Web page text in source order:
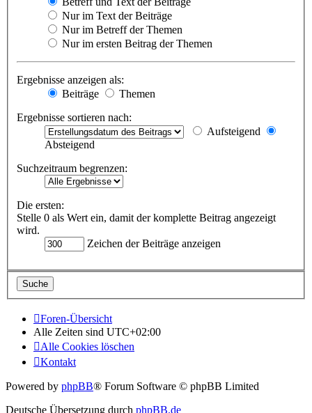
Nur im Text der Beiträge
Nur im Betreff der Themen
Nur im ersten Beitrag der Themen
Ergebnisse anzeigen als:
Beiträge
Themen
Ergebnisse sortieren nach:
Aufsteigend
Absteigend
Suchzeitraum begrenzen:
Die ersten:
Stelle 0 als Wert ein, damit der komplette Beitrag angezeigt
wird.
Zeichen der Beiträge anzeigen
Foren-Übersicht
Alle Zeiten sind UTC+02:00
Alle Cookies löschen
Kontakt
Powered by phpBB® Forum Software © phpBB Limited
Deutsche Übersetzung durch phpBB.de